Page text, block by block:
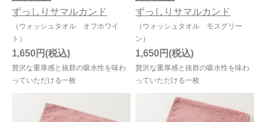
ずっしりサマルカンド
（ウォッシュタオル オフホワイ
ト）
贅沢な重厚感と抜群の吸水性を味わ
っていただける一枚
1,650円
ずっしりサマルカンド
（ウォッシュタオル モスグリー
ン）
贅沢な重厚感と抜群の吸水性を味わ
っていただける一枚
1,650円